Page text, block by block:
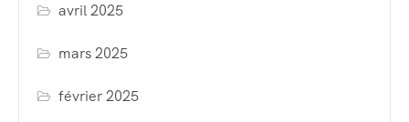
avril 2025
mars 2025
février 2025